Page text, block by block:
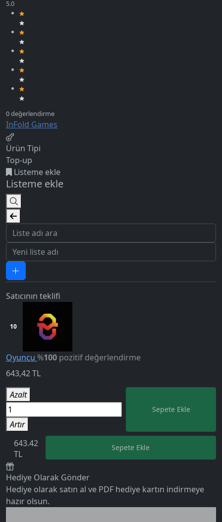
5.0
InFold Games
Ürün Tipi
Top-up
Listeme ekle
Listeme ekle
Satıcının teklifi
10
Oyuncu %100 pozitif değerlendirme
643,42TL
Azalt
Artır
Sepete Ekle
643.42
TL
Sepete Ekle
Hediye Olarak Gönder
Hediye olarak satın al ve PDF hediye kartın indirmeye
hazır olsun.